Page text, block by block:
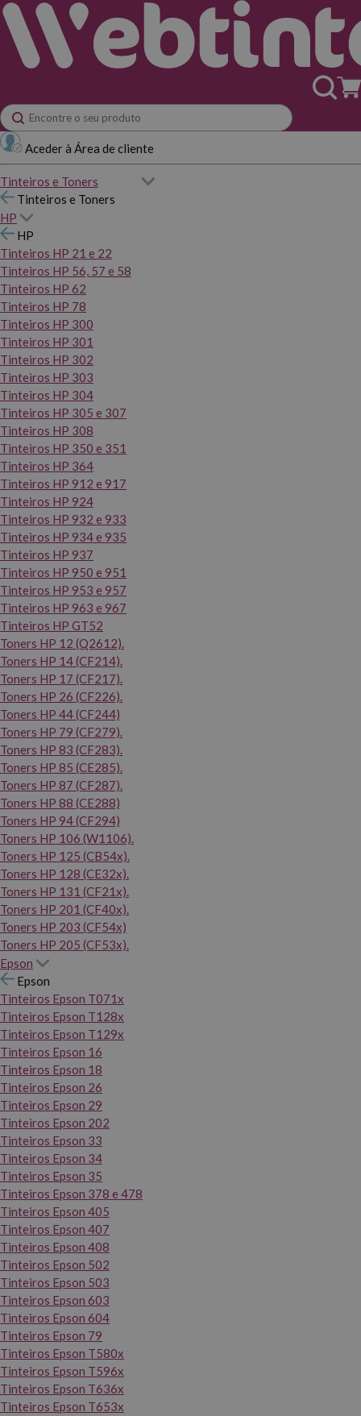
Aceder à Área de cliente
Tinteiros e Toners
Tinteiros e Toners
HP
HP
Tinteiros HP 21 e 22
Tinteiros HP 56, 57 e 58
Tinteiros HP 62
Tinteiros HP 78
Tinteiros HP 300
Tinteiros HP 301
Tinteiros HP 302
Tinteiros HP 303
Tinteiros HP 304
Tinteiros HP 305 e 307
Tinteiros HP 308
Tinteiros HP 350 e 351
Tinteiros HP 364
Tinteiros HP 912 e 917
Tinteiros HP 924
Tinteiros HP 932 e 933
Tinteiros HP 934 e 935
Tinteiros HP 937
Tinteiros HP 950 e 951
Tinteiros HP 953 e 957
Tinteiros HP 963 e 967
Tinteiros HP GT52
Toners HP 12 (Q2612).
Toners HP 14 (CF214).
Toners HP 17 (CF217).
Toners HP 26 (CF226).
Toners HP 44 (CF244)
Toners HP 79 (CF279).
Toners HP 83 (CF283).
Toners HP 85 (CE285).
Toners HP 87 (CF287).
Toners HP 88 (CE288)
Toners HP 94 (CF294)
Toners HP 106 (W1106).
Toners HP 125 (CB54x).
Toners HP 128 (CE32x).
Toners HP 131 (CF21x).
Toners HP 201 (CF40x).
Toners HP 203 (CF54x)
Toners HP 205 (CF53x).
Epson
Epson
Tinteiros Epson T071x
Tinteiros Epson T128x
Tinteiros Epson T129x
Tinteiros Epson 16
Tinteiros Epson 18
Tinteiros Epson 26
Tinteiros Epson 29
Tinteiros Epson 202
Tinteiros Epson 33
Tinteiros Epson 34
Tinteiros Epson 35
Tinteiros Epson 378 e 478
Tinteiros Epson 405
Tinteiros Epson 407
Tinteiros Epson 408
Tinteiros Epson 502
Tinteiros Epson 503
Tinteiros Epson 603
Tinteiros Epson 604
Tinteiros Epson 79
Tinteiros Epson T580x
Tinteiros Epson T596x
Tinteiros Epson T636x
Tinteiros Epson T653x